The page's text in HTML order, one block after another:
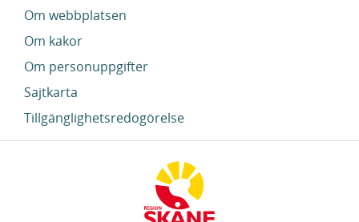
Om webbplatsen
Om kakor
Om personuppgifter
Sajtkarta
Tillgänglighetsredogörelse